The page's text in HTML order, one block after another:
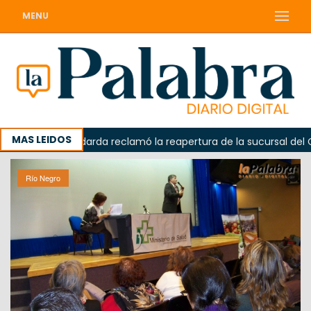
MENU
MAS LEIDOSOdarda reclamó la reapertura de la sucursal del
Río Negro